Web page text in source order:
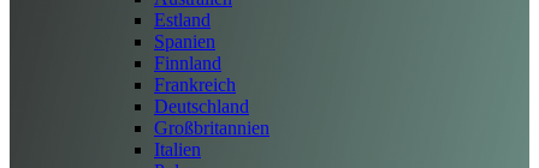
Estland
Spanien
Finnland
Frankreich
Deutschland
Großbritannien
Italien